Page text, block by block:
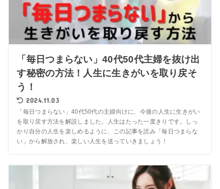
「毎日つまらない」40代50代主婦を抜け出
す秘密の方法！人生に生きがいを取り戻そ
う！
2024.11.03
「毎日つまらない」40代50代の主婦向けに、今後の人生に生きがい
を取り戻す方法を解説しました。人生はたった一度きりです。しっ
かり自分の人生を楽しめるように、この記事を読み「毎日つまらな
い」から解放され、楽しい人生を送っていきましょう！